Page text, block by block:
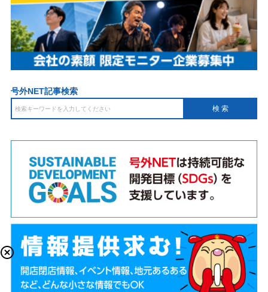
号外NET記事検索